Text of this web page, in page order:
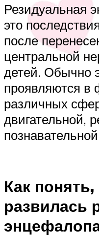
Резидуальная
это
после
центральной
детей. Обычно
проявляются
различных
двигательной,
Как
развилась